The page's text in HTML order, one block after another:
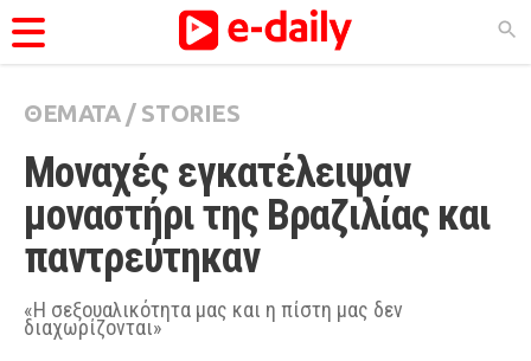
ΚΑΤΗΓΟΡΊΕΣ
Ειδήσεις
Θέματα
Videos
Podcasts
Viral
ΘΕΜΑΤΑ/ STORIES
Μοναχές εγκατέλειψαν
μοναστήρι της Βραζιλίας και
παντρεύτηκαν
«Η σεξουαλικότητα μας και η πίστη μας δεν
διαχωρίζονται»